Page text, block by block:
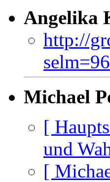
Angelika
http://
Michael
[
und
[